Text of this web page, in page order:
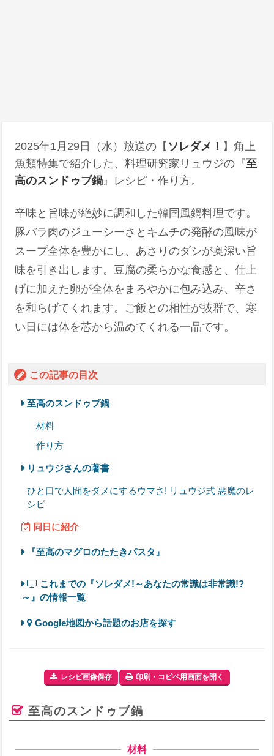
2025年1月29日 （水）放送の【 ソレダメ！ 】角上
魚類特集で紹介した、料理研究家リュウジの『至
高のスンドゥブ鍋』レシピ・作り方。
辛味と旨味が絶妙に調和した韓国風鍋料理です。
豚バラ肉のジューシーさとキムチの発酵の風味が
スープ全体を豊かにし、あさりのダシが奥深い旨
味を引き出します。豆腐の柔らかな食感と、仕上
げに加えた卵が全体をまろやかに包み込み、辛さ
を和らげてくれます。ご飯との相性が抜群で、寒
い日には体を芯から温めてくれる一品です。
この記事の目次
至高のスンドゥブ鍋
材料
作り方
リュウジさんの著書
ひと口で人間をダメにするウマさ! リュウジ式 悪魔のレ
シピ
同日に紹介
『至高のマグロのたたきパスタ』
これまでの『ソレダメ!～あなたの常識は非常識!?
～』の情報一覧
Google地図から話題のお店を探す
レシピ画像保存 印刷・コピペ用画面を開く
至高のスンドゥブ鍋
材料